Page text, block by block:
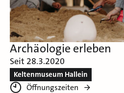
Archäologie erleben
Seit 28.3.2020
Keltenmuseum Hallein
Öffnungszeiten